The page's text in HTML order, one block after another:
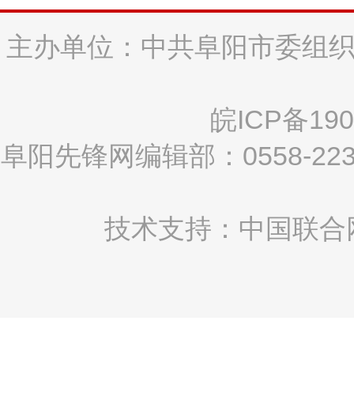
主办单位：中共阜阳市委组
皖ICP备
阜阳先锋网编辑部：0558-
技术支持：中国联